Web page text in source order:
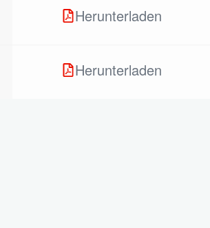
Herunterladen
Herunterladen